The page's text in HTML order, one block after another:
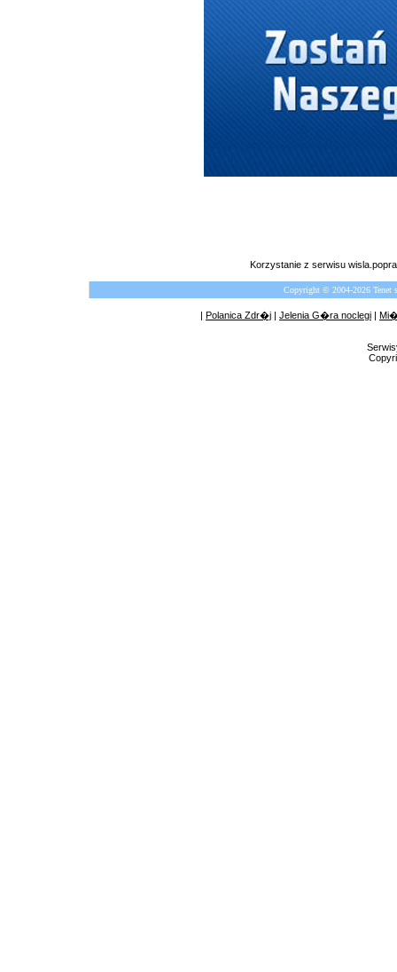
Korzystanie z serwisu
Copyright © 2004-2026
| Polanica Zdr�j | Jelenia G�ra noclegi |